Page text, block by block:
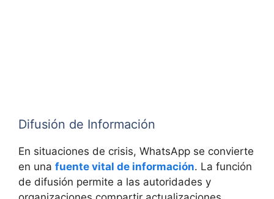
Difusión de Información
En situaciones de crisis, WhatsApp se convierte
en una fuente vital de información. La función
de difusión permite a las autoridades y